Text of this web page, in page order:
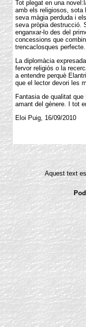
Tot plegat en una
amb els religiosos, sota
seva màgia perduda i
seva pròpia destrucció.
enganxar-lo des del
concessions que
trencaclosques perfecte.
La diplomàcia
fervor religiós o la
a entendre perquè
que el lector devori les
Fantasia de qualitat
amant del gènere. I tot
Eloi Puig, 16/09/2010
Aquest text